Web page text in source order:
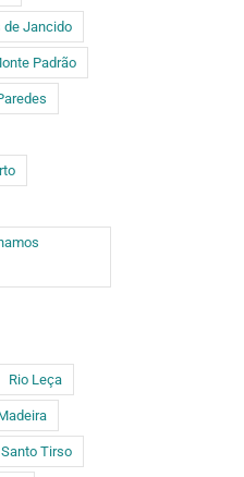
de Jancido
Padrão
Rio Leça
Santo Tirso